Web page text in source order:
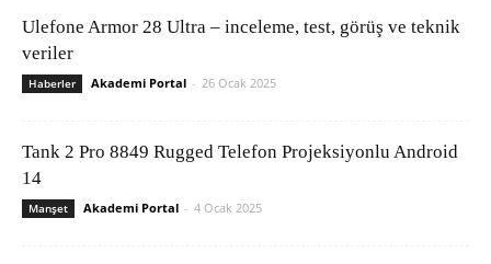
Ulefone Armor 28 Ultra – inceleme, test, görüş ve teknik
veriler
Haberler Akademi Portal - 26 Ocak 2025
Tank 2 Pro 8849 Rugged Telefon Projeksiyonlu Android
14
Manşet Akademi Portal - 4 Ocak 2025